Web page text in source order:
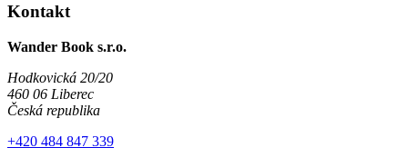
Kontakt
Wander Book s.r.o.
Hodkovická 20/20
460 06 Liberec
Česká republika
+420 484 847 339